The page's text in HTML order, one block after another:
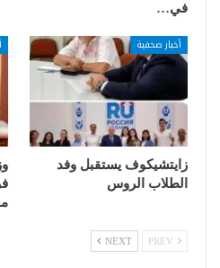
في…
أخبار صحفية
زايتشيكوف يستقبل وفد
الطلاب الروس
NEXT